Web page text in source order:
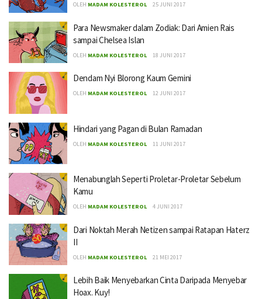
OLEH MADAM KOLESTEROL 25 JUNI 2017
Para Newsmaker dalam Zodiak: Dari Amien Rais
sampai Chelsea Islan
OLEH MADAM KOLESTEROL 18 JUNI 2017
Dendam Nyi Blorong Kaum Gemini
OLEH MADAM KOLESTEROL 12 JUNI 2017
Hindari yang Pagan di Bulan Ramadan
OLEH MADAM KOLESTEROL 11 JUNI 2017
Menabunglah Seperti Proletar-Proletar Sebelum
Kamu
OLEH MADAM KOLESTEROL 4 JUNI 2017
Dari Noktah Merah Netizen sampai Ratapan Haterz
II
OLEH MADAM KOLESTEROL 21 MEI 2017
Lebih Baik Menyebarkan Cinta Daripada Menyebar
Hoax. Kuy!